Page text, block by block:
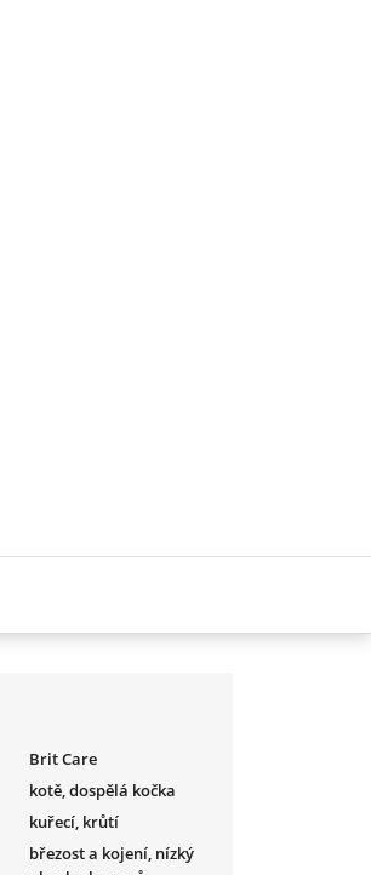
Brit Care
kotě, dospělá kočka
kuřecí, krůtí
březost a kojení, nízký